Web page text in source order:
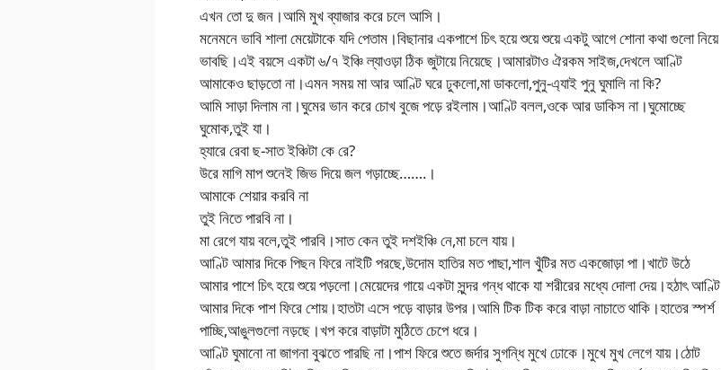
এখন তো দু জন।আমি মুখ ব্যাজার করে চলে আসি।
মনেমনে ভাবি শালা মেয়েটাকে যদি পেতাম।বিছানার একপাশে চিৎ হয়ে শুয়ে শুয়ে একটু আগে শোনা কথা গুলো নিয়ে
ভাবছি।এই বয়সে একটা ৬/৭ ইঞ্চি ল্যাওড়া ঠিক জুটায়ে নিয়েছে।আমারটাও ঐরকম সাইজ,দেখলে আণ্টি
আমাকেও ছাড়তো না।এমন সময় মা আর আণ্টি ঘরে ঢুকলো,মা ডাকলো,পুনু-এ্যাই পুনু ঘুমালি না কি?
আমি সাড়া দিলাম না।ঘুমের ভান করে চোখ বুজে পড়ে রইলাম।আণ্টি বলল,ওকে আর ডাকিস না।ঘুমোচ্ছে
ঘুমোক,তুই যা।
হ্যারে রেবা ছ-সাত ইঞ্চিটা কে রে?
উরে মাগি মাপ শুনেই জিভ দিয়ে জল গড়াচ্ছে…….।
আমাকে শেয়ার করবি না
তুই নিতে পারবি না।
মা রেগে যায় বলে,তুই পারবি।সাত কেন তুই দশইঞ্চি নে,মা চলে যায়।
আণ্টি আমার দিকে পিছন ফিরে নাইটি পরছে,উদোম হাতির মত পাছা,শাল খুঁটির মত একজোড়া পা।খাটে উঠে
আমার পাশে চিৎ হয়ে শুয়ে পড়লো।মেয়েদের গায়ে একটা সুন্দর গন্ধ থাকে যা শরীরের মধ্যে দোলা দেয়।হঠাৎ আণ্টি
আমার দিকে পাশ ফিরে শোয়।হাতটা এসে পড়ে বাড়ার উপর।আমি টিক টিক করে বাড়া নাচাতে থাকি।হাতের স্পর্শ
পাচ্ছি,আঙুলগুলো নড়ছে।খপ করে বাড়াটা মুঠিতে চেপে ধরে।
আণ্টি ঘুমানো না জাগনা বুঝতে পারছি না।পাশ ফিরে শুতে জর্দার সুগন্ধি মুখে ঢোকে।মুখে মুখ লেগে যায়।ঠোট